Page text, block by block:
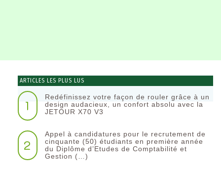
ARTICLES LES PLUS LUS
1
Redéfinissez votre façon de rouler grâce à un
design audacieux, un confort absolu avec la
JETOUR X70 V3
2
Appel à candidatures pour le recrutement de
cinquante (50) étudiants en première année
du Diplôme d’Etudes de Comptabilité et
Gestion (…)